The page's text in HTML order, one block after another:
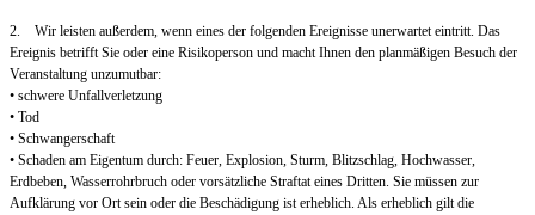
2. Wir leisten außerdem, wenn eines der folgenden Ereignisse unerwartet eintritt. Das
Ereignis betrifft Sie oder eine Risikoperson und macht Ihnen den planmäßigen Besuch der
Veranstaltung unzumutbar:
• schwere Unfallverletzung
• Tod
• Schwangerschaft
• Schaden am Eigentum durch: Feuer, Explosion, Sturm, Blitzschlag, Hochwasser,
Erdbeben, Wasserrohrbruch oder vorsätzliche Straftat eines Dritten. Sie müssen zur
Aufklärung vor Ort sein oder die Beschädigung ist erheblich. Als erheblich gilt die